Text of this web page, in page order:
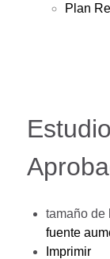
Plan
tamaño de
fuente
Imprimir